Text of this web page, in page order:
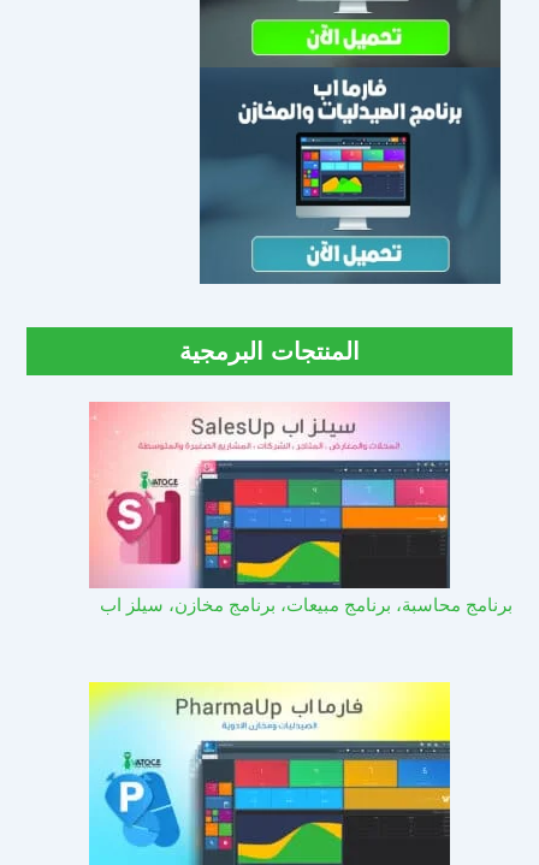
المنتجات البرمجية
برنامج محاسبة، برنامج مبيعات، برنامج مخازن، سيلز اب